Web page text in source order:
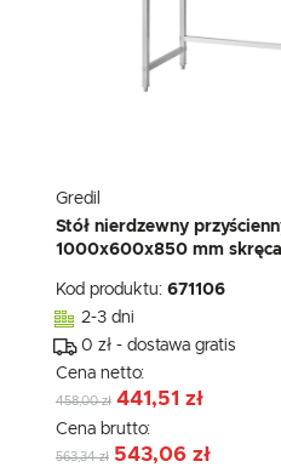
Gredil
Stół nierdzewny
1000x600x850 mm
Kod produktu: 671106
2-3 dni
0 zł - dostawa gratis
Cena netto:
458,00 zł 441,51 zł
Cena brutto:
563,34 zł 543,06 zł